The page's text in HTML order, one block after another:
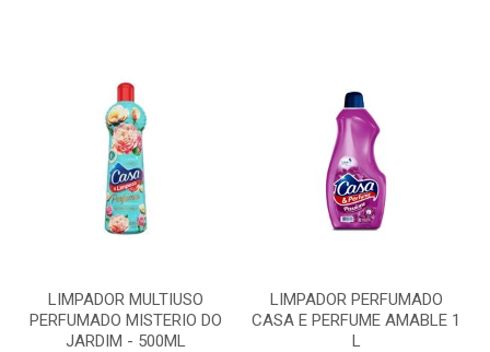
LIMPADOR MULTIUSO
PERFUMADO MISTERIO DO
JARDIM - 500ML
LIMPADOR PERFUMADO
CASA E PERFUME AMABLE 1
L